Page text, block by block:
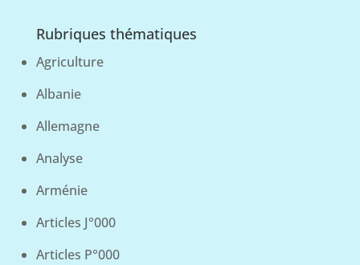
Rubriques thématiques
Agriculture
Albanie
Allemagne
Analyse
Arménie
Articles J°000
Articles P°000